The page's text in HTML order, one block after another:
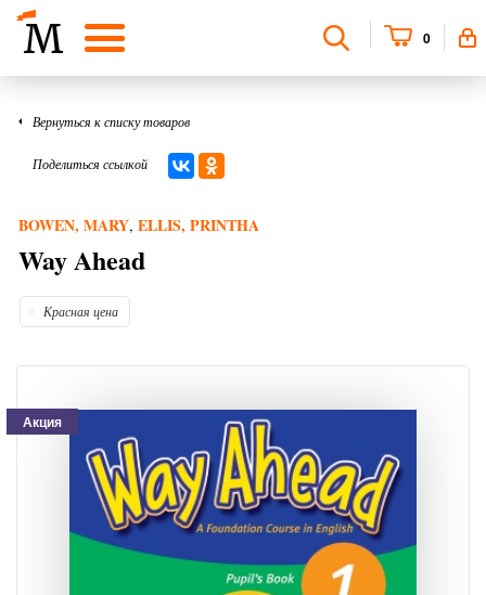
0
Вернуться к списку товаров
Поделиться ссылкой
BOWEN, MARY, ELLIS, PRINTHA
Way Ahead
Красная цена
Акция